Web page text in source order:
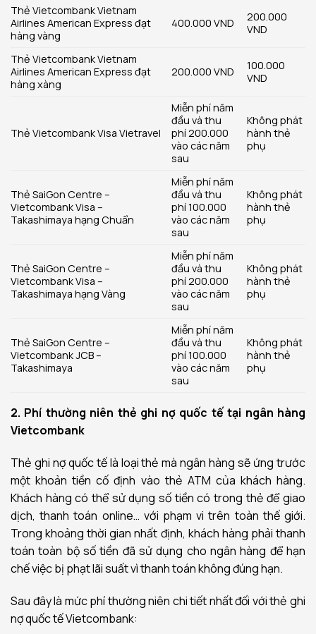
Thẻ Vietcombank Vietnam
Airlines American Express đạt
hàng vàng
400.000 VND
200.000
VND
Thẻ Vietcombank Vietnam
Airlines American Express đạt
hàng xàng
200.000 VND
100.000
VND
Thẻ Vietcombank Visa Vietravel
Miễn phí năm
đầu và thu
phí 200.000
vào các năm
sau
Không phát
hành thẻ
phụ
Thẻ SaiGon Centre –
Vietcombank Visa –
Takashimaya hạng Chuẩn
Miễn phí năm
đầu và thu
phí 100.000
vào các năm
sau
Không phát
hành thẻ
phụ
Thẻ SaiGon Centre –
Vietcombank Visa –
Takashimaya hạng Vàng
Miễn phí năm
đầu và thu
phí 200.000
vào các năm
sau
Không phát
hành thẻ
phụ
Thẻ SaiGon Centre –
Vietcombank JCB –
Takashimaya
Miễn phí năm
đầu và thu
phí 100.000
vào các năm
sau
Không phát
hành thẻ
phụ
2. Phí thường niên thẻ ghi nợ quốc tế tại ngân hàng
Vietcombank
Thẻ ghi nợ quốc tế là loại thẻ mà ngân hàng sẽ ứng trước
một khoản tiền cố định vào thẻ ATM của khách hàng.
Khách hàng có thể sử dụng số tiền có trong thẻ để giao
dịch, thanh toán online… với phạm vi trên toàn thế giới.
Trong khoảng thời gian nhất định, khách hàng phải thanh
toán toàn bộ số tiền đã sử dụng cho ngân hàng để hạn
chế việc bị phạt lãi suất vì thanh toán không đúng hạn.
Sau đây là mức phí thường niên chi tiết nhất đối với thẻ ghi
nợ quốc tế Vietcombank: